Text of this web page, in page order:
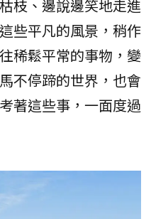
枝、邊說邊笑地走進
些平凡的風景，稍作
稀鬆平常的事物，變
不停蹄的世界，也會
著這些事，一面度過